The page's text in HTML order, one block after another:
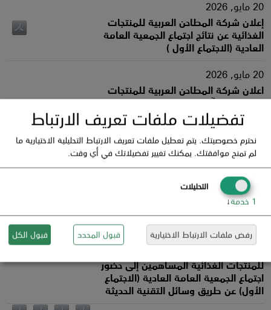
تفضيلات ملفات تعريف الارتباط
نحترم خصوصيتك. يتم تعطيل ملفات تعريف الارتباط التحليلية الاختيارية ما
لم تمنح موافقتك. يمكنك تغيير تفضيلاتك في أي وقت.
التحليلات
↓ 1خدمة
رفض ملفات الارتباط الاختيارية قبول المحدد قبول الكل